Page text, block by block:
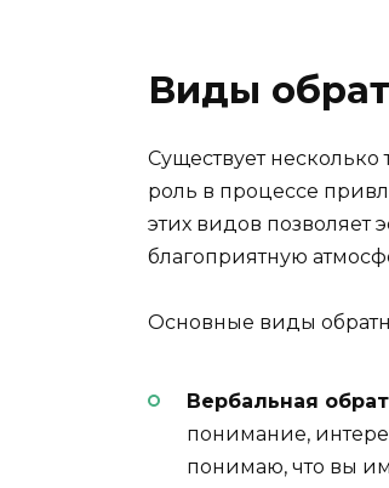
Виды
Существует
роль в процессе
этих видов позволяет
благоприятную
Основные виды
Вербальная
понимание,
понимаю, что вы